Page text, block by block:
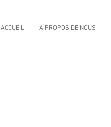
ACCUEIL À PROPOS DE NOUS